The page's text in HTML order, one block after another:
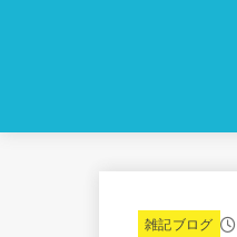
雑記ブログ